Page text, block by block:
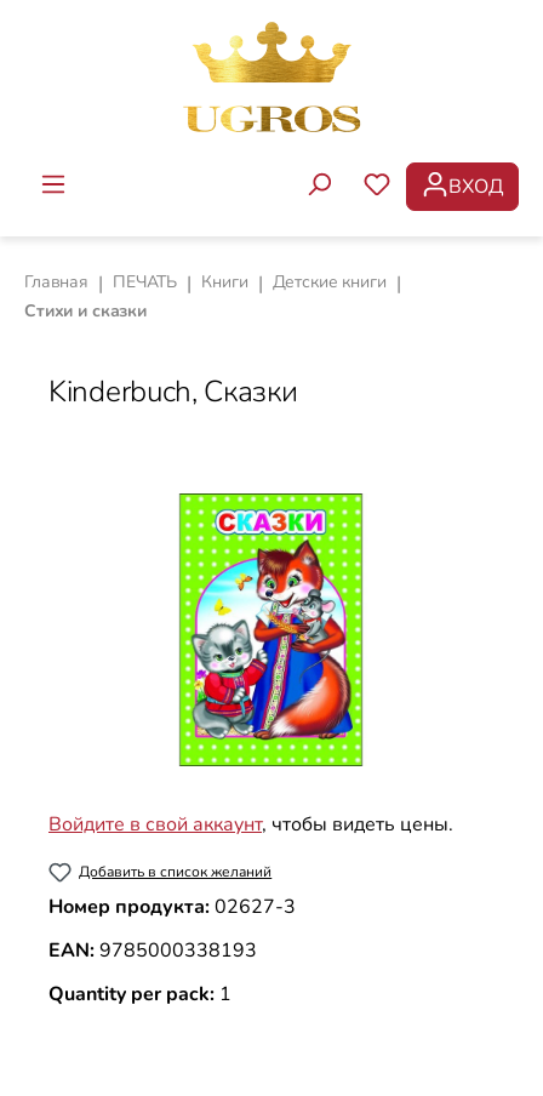
Перейти к основному содержанию
У ВАС ЕСТЬ
ВХОД
Главная | ПЕЧАТЬ | Книги | Детские книги |
Стихи и сказки
Kinderbuch, Сказки
Войдите в свой аккаунт, чтобы видеть цены.
Добавить в список желаний
Номер продукта:02627-3
EAN:9785000338193
Quantity per pack: 1